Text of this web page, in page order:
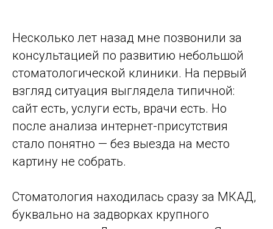
Несколько лет назад мне позвонили за
консультацией по развитию небольшой
стоматологической клиники. На первый
взгляд ситуация выглядела типичной:
сайт есть, услуги есть, врачи есть. Но
после анализа интернет-присутствия
стало понятно — без выезда на место
картину не собрать.
Стоматология находилась сразу за МКАД,
буквально на задворках крупного